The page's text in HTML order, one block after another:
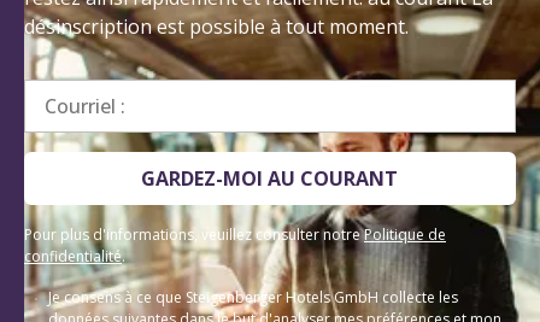
GARDEZ-MOI AU COURANT
Pour plus d'informations, veuillez consulter notrePolitique de
confidentialité
Je consens à ce que Steigenberger Hotels GmbH collecte les
données suivantes dans le but d'analyser mes préférences et mon
comportement d'utilisateur afin de m'envoyer des e-mails
promotionnels personnalisés et liés à mes intérêts : Heure
d'ouverture de la newsletter, mon appareil et mes clics sur les liens
de la newsletter.